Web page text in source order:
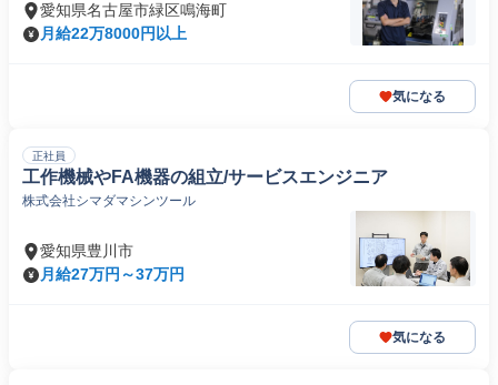
愛知県名古屋市緑区鳴海町
月給22万8000円以上
気になる
正社員
工作機械やFA機器の組立/サービスエンジニア
株式会社シマダマシンツール
愛知県豊川市
月給27万円～37万円
気になる